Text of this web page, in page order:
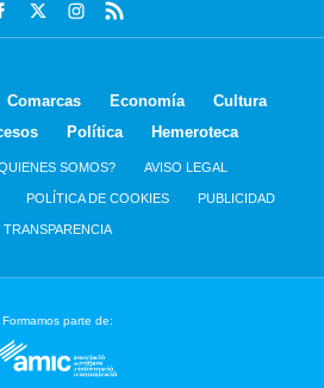
Comarcas Economía
Cultura
Política Hemeroteca
SOMOS? AVISO LEGAL
POLÍTICA DE COOKIES PUBLICIDAD
TRANSPARENCIA
Formamos parte de: